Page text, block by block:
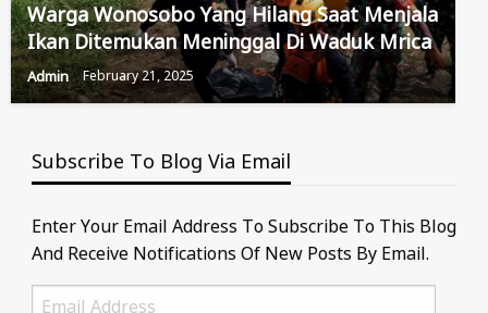
Warga Wonosobo Yang Hilang Saat Menjala
Ikan Ditemukan Meninggal Di Waduk Mrica
Admin February 21, 2025
Subscribe To Blog Via Email
Enter Your Email Address To Subscribe To This Blog
And Receive Notifications Of New Posts By Email.
Email